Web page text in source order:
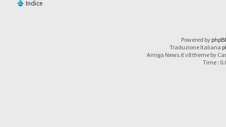
Indice
Powered by
Traduzione Italiana
Amiga News.it v8 theme by
Time :